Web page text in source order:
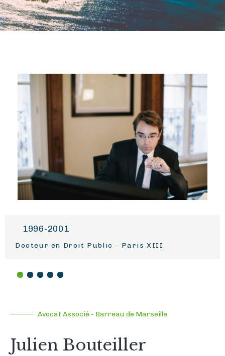
Avocat Associé - Barreau de Marseille
Julien Bouteiller
en Droit Public - Paris XIII
1996-2001